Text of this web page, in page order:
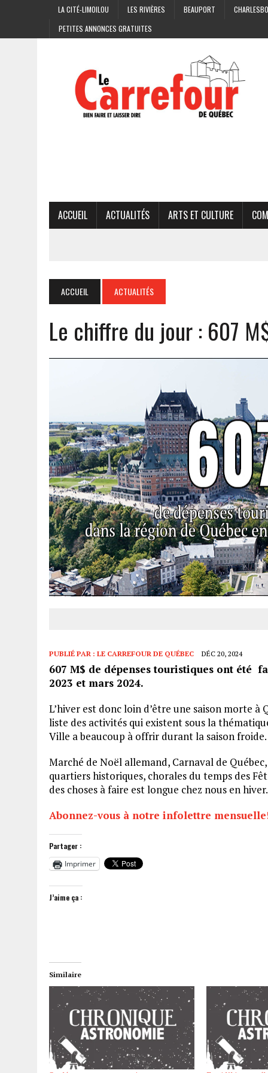
LA CITÉ-LIMOILOU LES RIVIÈRES BEAUPORT
PETITES ANNONCES GRATUITES
ACCUEIL ACTUALITÉS ARTS ET CULTURE
ACCUEIL ACTUALITÉS
Le chiffre du jour : 607
PUBLIÉ PAR : LE CARREFOUR DE QUÉBEC DÉC 20, 2024
607 M$ de dépenses touristiques ont été
2023 et mars 2024.
L’hiver est donc loin d’être une saison morte
liste des activités qui existent sous la
Ville a beaucoup à offrir durant la saison froide.
Marché de Noël allemand, Carnaval de
quartiers historiques, chorales du temps des
des choses à faire est longue chez nous en hiver.
Abonnez-vous à notre infolettre
Partager :
Imprimer
J’aime ça :
Similaire